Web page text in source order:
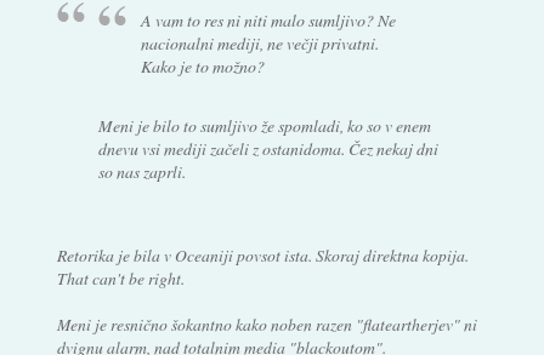
A vam to res ni niti malo sumljivo? Ne
nacionalni mediji, ne večji privatni.
Kako je to možno?
Meni je bilo to sumljivo že spomladi, ko so v enem
dnevu vsi mediji začeli z ostanidoma. Čez nekaj dni
so nas zaprli.
Retorika je bila v Oceaniji povsot ista. Skoraj direktna kopija.
That can't be right.
Meni je resnično šokantno kako noben razen "flateartherjev" ni
dvignu alarm, nad totalnim media "blackoutom".